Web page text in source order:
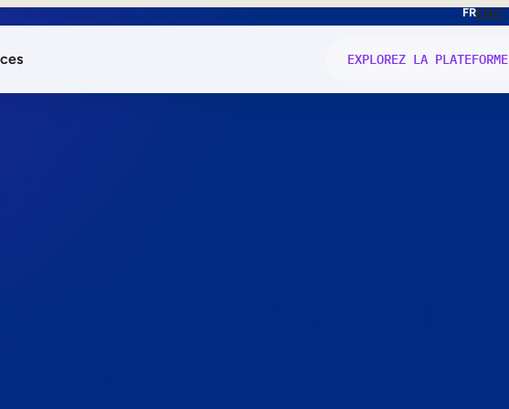
FRENIT
EXPLOREZ LA PLATEFORME